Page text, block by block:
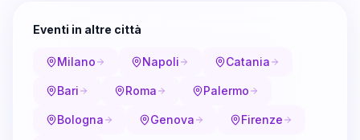
Eventi in altre città
Milano Napoli Catania
Bari Roma Palermo
Bologna Genova Firenze